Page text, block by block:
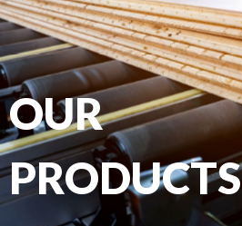
OUR
PRODUCTS